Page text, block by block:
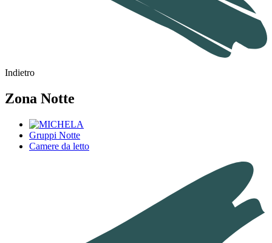
Indietro
Zona Notte
Gruppi Notte
Camere da letto